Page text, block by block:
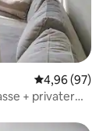
4,96 (97)
+ privater